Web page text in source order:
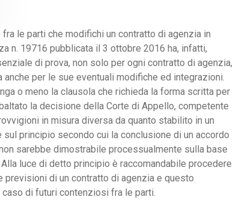
le parti che modifichi un contratto di agenzia in
n. 19716 pubblicata il 3 ottobre 2016 ha, infatti,
di prova, non solo per ogni contratto di agenzia,
per le sue eventuali modifiche ed integrazioni.
o meno la clausola che richieda la forma scritta per
la decisione della Corte di Appello, competente
in misura diversa da quanto stabilito in un
principio secondo cui la conclusione di un accordo
sarebbe dimostrabile processualmente sulla base
luce di detto principio è raccomandabile procedere
di un contratto di agenzia e questo
di futuri contenziosi fra le parti.